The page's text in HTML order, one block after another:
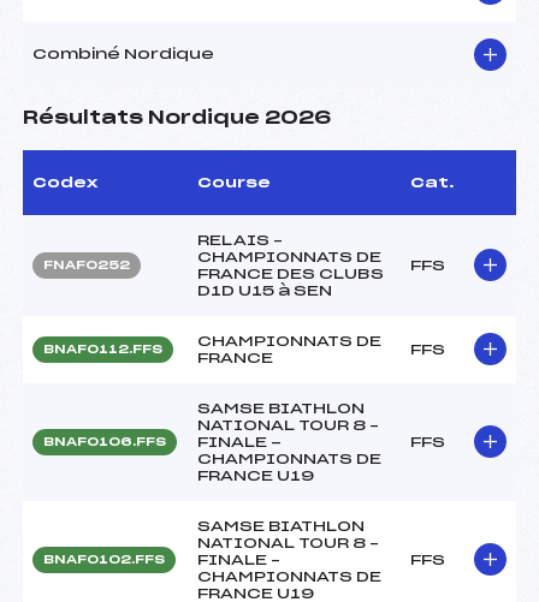
Combiné Nordique
Résultats Nordique 2026
Codex Course Cat.
FNAF0252
RELAIS –
CHAMPIONNATS DE
FRANCE DES CLUBS
D1D U15 à SEN
FFS
BNAF0112.FFS
CHAMPIONNATS DE
FRANCE
FFS
BNAF0106.FFS
SAMSE BIATHLON
NATIONAL TOUR 8 –
FINALE -
CHAMPIONNATS DE
FRANCE U19
FFS
BNAF0102.FFS
SAMSE BIATHLON
NATIONAL TOUR 8 –
FINALE –
CHAMPIONNATS DE
FRANCE U19
FFS